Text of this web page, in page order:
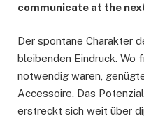
communicate at the
Der spontane Charakter
bleibenden Eindruck. Wo
notwendig waren,
Accessoire. Das
erstreckt sich weit über